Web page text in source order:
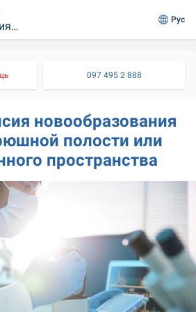
Рус
097 495 2 888
новообразования
полости или
пространства